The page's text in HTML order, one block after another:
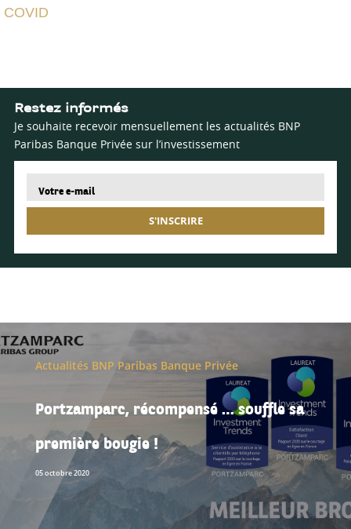
COVID
Restez informés
Je souhaite recevoir mensuellement les actualités BNP
Paribas Banque Privée sur l’investissement
S'INSCRIRE
Actualités BNP Paribas Banque Privée
Portzamparc, récompensé … souffle sa
première bougie !
05 octobre 2020